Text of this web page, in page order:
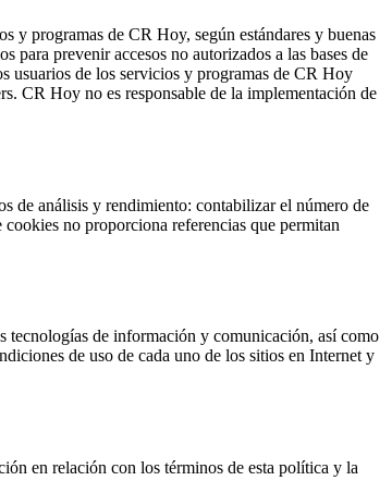
y programas de CR Hoy, según estándares y buenas
para prevenir accesos no autorizados a las bases de
usuarios de los servicios y programas de CR Hoy
CR Hoy no es responsable de la implementación de
de análisis y rendimiento: contabilizar el número de
no proporciona referencias que permitan
tecnologías de información y comunicación, así como
de uso de cada uno de los sitios en Internet y
en relación con los términos de esta política y la